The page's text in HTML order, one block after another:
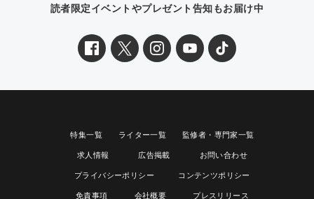
読者限定イベントやプレゼント告知もお届け中
特集一覧 ライター一覧 監修者・専門家一覧
求人情報 広告掲載 お問い合わせ
プライバシーポリシー コンテンツポリシー
免責事項 会社概要 プレスリリース